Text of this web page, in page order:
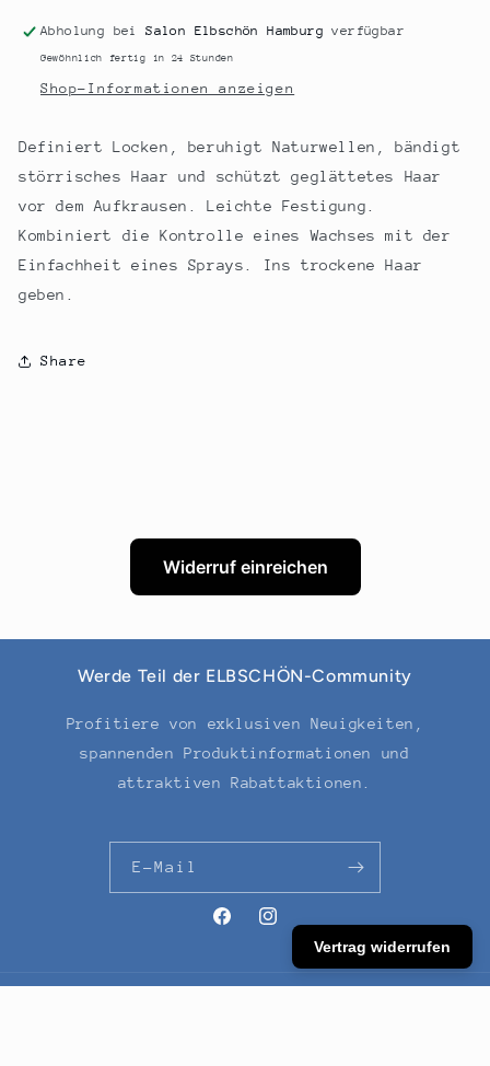
beruhigt
&amp;
beruhigt
&amp;
Abholung beiSalon Elbschön Hamburg verfügbar
Gewöhnlich fertig in 24 Stunden
Shop-Informationen anzeigen
Definiert Locken, beruhigt Naturwellen, bändigt
störrisches Haar und schützt geglättetes Haar
vor dem Aufkrausen. Leichte Festigung.
Kombiniert die Kontrolle eines Wachses mit der
Einfachheit eines Sprays. Ins trockene Haar
geben.
Share
Widerruf einreichen
Werde Teil der ELBSCHÖN-Community
Profitiere von exklusiven Neuigkeiten,
spannenden Produktinformationen und
attraktiven Rabattaktionen.
E-Mail
FacebookInstagram
Vertrag widerrufen